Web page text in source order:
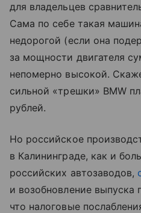
для владельцев
Сама по себе такая
недорогой (если она
за мощности двигателя
непомерно высокой.
сильной «трешки» BMW
рублей.
Но российское
в Калининграде, как и
российских автозаводов,
и возобновление выпуска
что налоговые